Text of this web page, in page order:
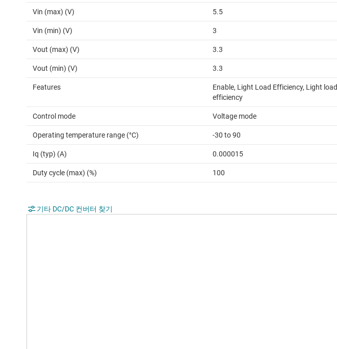
Vin (max) (V) 5.5
Vin (min) (V) 3
Vout (max) (V) 3.3
Vout (min) (V) 3.3
Features
Enable, Light Load Efficiency, Light load
efficiency
Control mode Voltage mode
Operating temperature range (°C) -30 to 90
Iq (typ) (A) 0.000015
Duty cycle (max) (%) 100
기타 DC/DC 컨버터 찾기